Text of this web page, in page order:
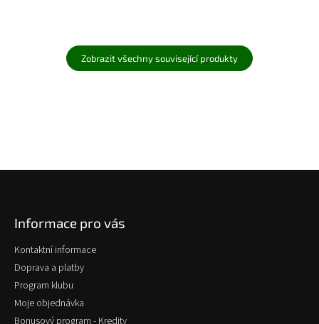
Zobrazit všechny související produkty
Informace pro vás
Kontaktní informace
Doprava a platby
Program klubu
Moje objednávka